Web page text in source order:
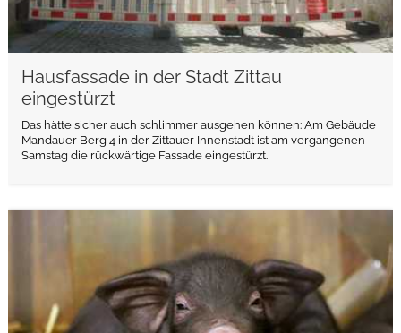
Hausfassade in der Stadt Zittau
eingestürzt
Das hätte sicher auch schlimmer ausgehen können: Am Gebäude
Mandauer Berg 4 in der Zittauer Innenstadt ist am vergangenen
Samstag die rückwärtige Fassade eingestürzt.
weiterlesen